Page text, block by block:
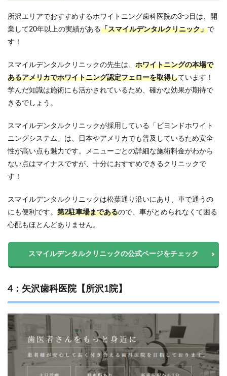
所沢エリアでおすすめするホワイトニング歯科医院の3つ目は、開
業して20年以上の実績がある「スマイルデンタルクリニック」で
す！
スマイルデンタルクリニックの先生は、 ホワイトニングの本場で
あるアメリカでホワイトニング認定フェローを取得しています！
学んだ知識は施術にも活かされているため、確かな効果が期待で
きるでしょう。
スマイルデンタルクリニックが採用している「ビヨンドホワイト
ニングシステム」は、日本やアメリカでも普及しているため安全
性が高い点も魅力です。メニューごとの詳細な施術料金がわから
ない点はマイナスですが、十分におすすめできるクリニックで
す！
スマイルデンタルクリニックは松葉通り沿いにあり、車で通うの
にも便利です。 第2駐車場まであるので、車がとめられなくて困る
心配もほとんどありません。
スマイルデンタルクリニックの公式ページをチェック
4：矢沢歯科医院【所沢1院】